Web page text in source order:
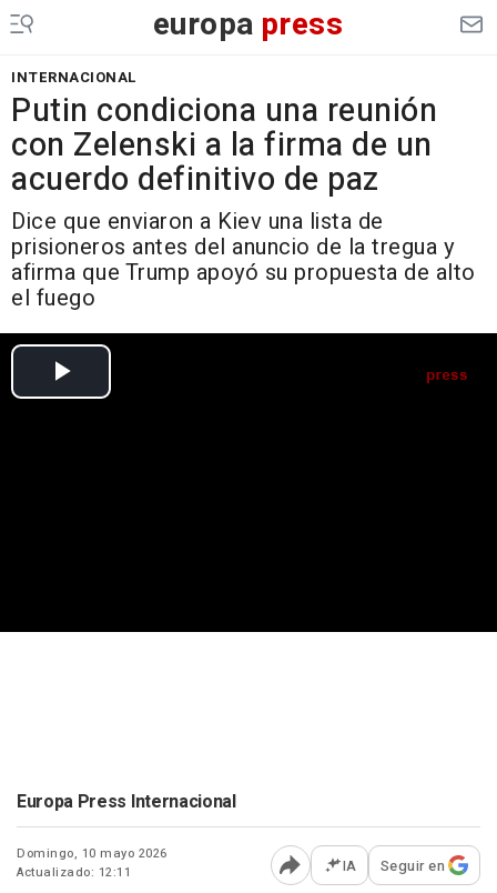
europa press
INTERNACIONAL
Putin condiciona una reunión
con Zelenski a la firma de un
acuerdo definitivo de paz
Dice que enviaron a Kiev una lista de
prisioneros antes del anuncio de la tregua y
afirma que Trump apoyó su propuesta de alto
el fuego
Europa Press Internacional
Domingo, 10 mayo 2026
Actualizado: 12:11
Abrir opciones para
IA Seguir en